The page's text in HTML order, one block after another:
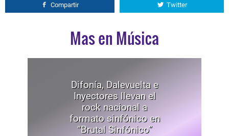
Compartir Twitter
Mas en Música
Difonía, Dalevuelta e
Inyectores llevan el
rock nacional a
formato sinfónico en
“Brutal Sinfónico”